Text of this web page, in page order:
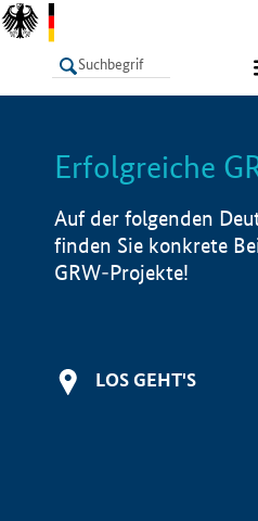
LISTE
Erfolgreiche
Auf der folgenden
finden Sie konkrete
GRW-Projekte!
LOS GEHT'S